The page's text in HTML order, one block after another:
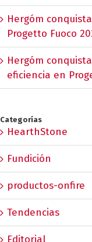
Hergóm
Progetto Fuoco
Hergóm
eficiencia en
Categorías
HearthStone
Fundición
productos-onfire
Tendencias
Editorial